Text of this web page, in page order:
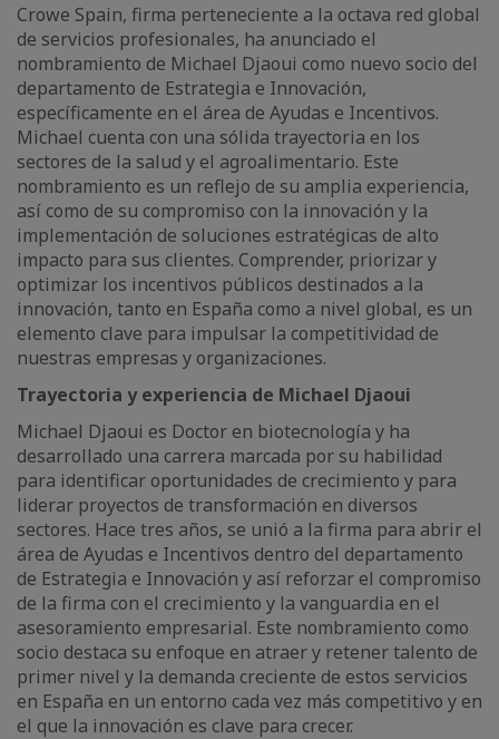
Crowe Spain, firma perteneciente a la octava red global
de servicios profesionales, ha anunciado el
nombramiento de Michael Djaoui como nuevo socio del
departamento de Estrategia e Innovación,
específicamente en el área de Ayudas e Incentivos.
Michael cuenta con una sólida trayectoria en los
sectores de la salud y el agroalimentario. Este
nombramiento es un reflejo de su amplia experiencia,
así como de su compromiso con la innovación y la
implementación de soluciones estratégicas de alto
impacto para sus clientes. Comprender, priorizar y
optimizar los incentivos públicos destinados a la
innovación, tanto en España como a nivel global, es un
elemento clave para impulsar la competitividad de
nuestras empresas y organizaciones.
Trayectoria y experiencia de Michael Djaoui
Michael Djaoui es Doctor en biotecnología y ha
desarrollado una carrera marcada por su habilidad
para identificar oportunidades de crecimiento y para
liderar proyectos de transformación en diversos
sectores. Hace tres años, se unió a la firma para abrir el
área de Ayudas e Incentivos dentro del departamento
de Estrategia e Innovación y así reforzar el compromiso
de la firma con el crecimiento y la vanguardia en el
asesoramiento empresarial. Este nombramiento como
socio destaca su enfoque en atraer y retener talento de
primer nivel y la demanda creciente de estos servicios
en España en un entorno cada vez más competitivo y en
el que la innovación es clave para crecer.